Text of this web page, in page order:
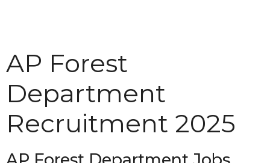
AP Forest
Department
Recruitment 2025